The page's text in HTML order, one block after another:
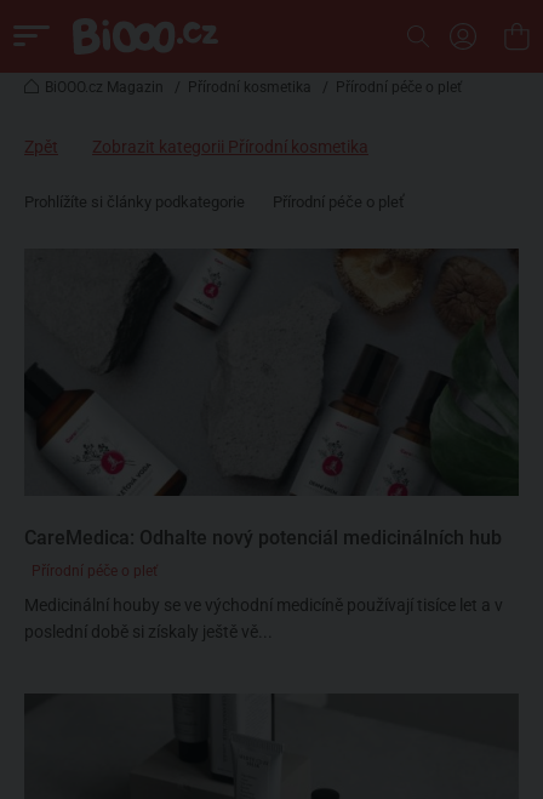
BiOOO.cz Magazin / Přírodní kosmetika / Přírodní péče o pleť
Zpět Zobrazit kategorii Přírodní kosmetika
Prohlížíte si články podkategorie Přírodní péče o pleť
CareMedica: Odhalte nový potenciál medicinálních hub
Přírodní péče o pleť
Medicinální houby se ve východní medicíně používají tisíce let a v
poslední době si získaly ještě vě...